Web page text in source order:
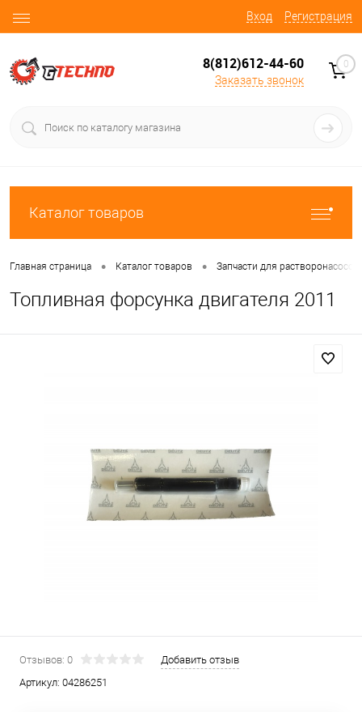
Вход Регистрация
8(812)612-44-60
Заказать звонок
0
Каталог товаров
Главная страница • Каталог товаров • Запчасти для растворонасосов
Топливная форсунка двигателя 2011
Отзывов: 0
Добавить отзыв
Артикул: 04286251